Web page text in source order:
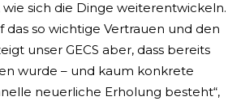
sich die Dinge weiterentwickeln.
das so wichtige Vertrauen und den
unser GECS aber, dass bereits
wurde – und kaum konkrete
neuerliche Erholung besteht“,